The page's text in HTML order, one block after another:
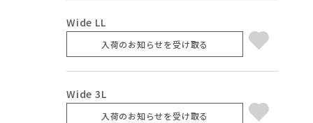
Wide LL
入荷のお知らせを受け取る
Wide 3L
入荷のお知らせを受け取る